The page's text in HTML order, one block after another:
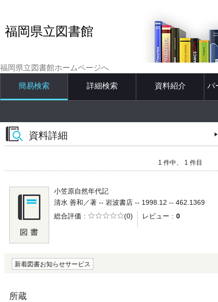
福岡県立図書館
福岡県立図書館ホームページへ
簡易検索 詳細検索 資料紹介 パ
資料詳細
1 件中、 1 件目
小笠原自然年代記
清水 善和／著 -- 岩波書店 -- 1998.12 -- 462.1369
総合評価
5段階評価
(0) レビュー 0
新着図書お知らせサービス
所蔵